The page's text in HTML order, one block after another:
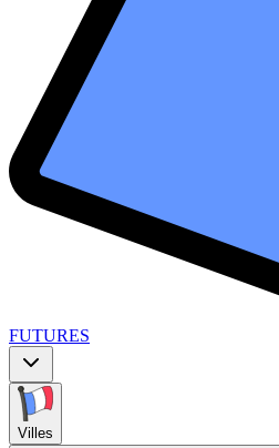
FUTURES
Villes